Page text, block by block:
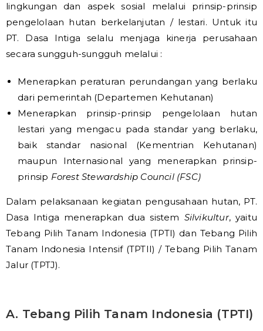
lingkungan dan aspek sosial melalui prinsip-prinsip
pengelolaan hutan berkelanjutan / lestari. Untuk itu
PT. Dasa Intiga selalu menjaga kinerja perusahaan
secara sungguh-sungguh melalui :
Menerapkan peraturan perundangan yang berlaku
dari pemerintah (Departemen Kehutanan)
Menerapkan prinsip-prinsip pengelolaan hutan
lestari yang mengacu pada standar yang berlaku,
baik standar nasional (Kementrian Kehutanan)
maupun Internasional yang menerapkan prinsip-
prinsip Forest Stewardship Council (FSC)
Dalam pelaksanaan kegiatan pengusahaan hutan, PT.
Dasa Intiga menerapkan dua sistem Silvikultur, yaitu
Tebang Pilih Tanam Indonesia (TPTI) dan Tebang Pilih
Tanam Indonesia Intensif (TPTII) / Tebang Pilih Tanam
Jalur (TPTJ).
A. Tebang Pilih Tanam Indonesia (TPTI)